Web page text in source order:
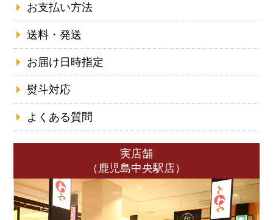
お支払い方法
送料・発送
お届け日時指定
熨斗対応
よくある質問
実店舗
（鹿児島中央駅店）